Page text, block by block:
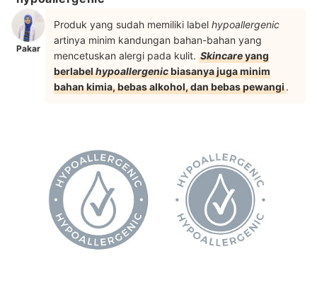
Pakar
Produk yang sudah memiliki label hypoallergenic
artinya minim kandungan bahan-bahan yang
mencetuskan alergi pada kulit. Skincareyang
berlabelhypoallergenicbiasanya juga minim
bahan kimia, bebas alkohol, dan bebas pewangi.